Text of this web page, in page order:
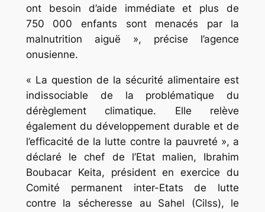
ont besoin d’aide immédiate et plus de
750 000 enfants sont menacés par la
malnutrition aiguë », précise l’agence
onusienne.
« La question de la sécurité alimentaire est
indissociable de la problématique du
dérèglement climatique. Elle relève
également du développement durable et de
l’efficacité de la lutte contre la pauvreté », a
déclaré le chef de l’Etat malien, Ibrahim
Boubacar Keita, président en exercice du
Comité permanent inter-Etats de lutte
contre la sécheresse au Sahel (Cilss), le